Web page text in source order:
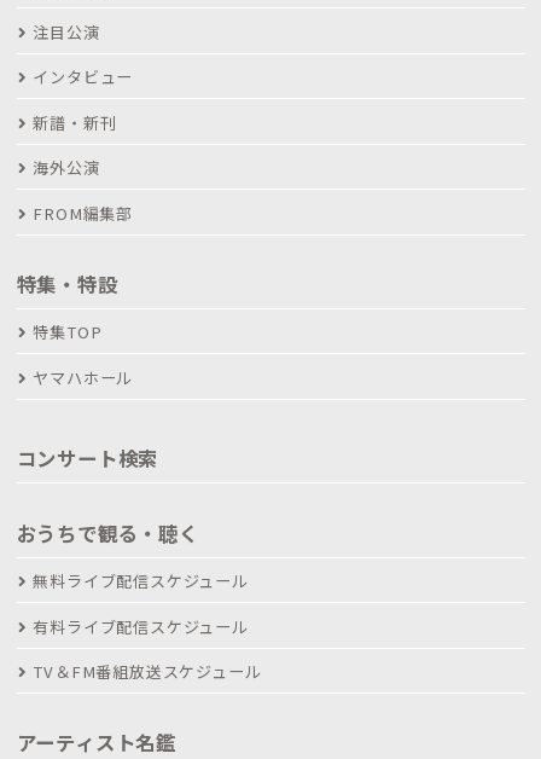
注目公演
インタビュー
新譜・新刊
海外公演
FROM編集部
特集・特設
特集TOP
ヤマハホール
コンサート検索
おうちで観る・聴く
無料ライブ配信スケジュール
有料ライブ配信スケジュール
TV＆FM番組放送スケジュール
アーティスト名鑑